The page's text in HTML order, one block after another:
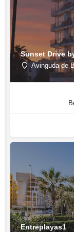
Sunset Drive
Avinguda de
Entreplayas1